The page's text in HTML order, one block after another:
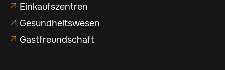
 Einkaufszentren
 Gesundheitswesen
 Gastfreundschaft